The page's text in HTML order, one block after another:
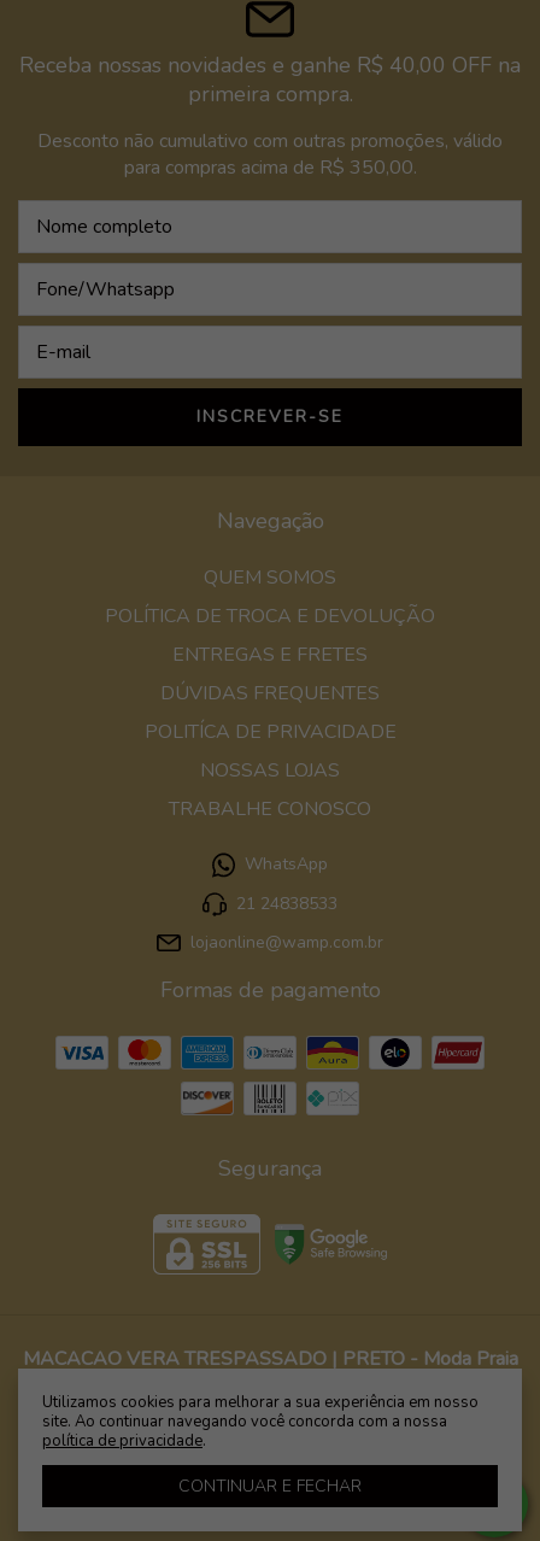
Utilizamos cookies para melhorar a sua experiência em nosso
site. Ao continuar navegando você concorda com a nossa
política de privacidade.
CONTINUAR E FECHAR
Receba nossas novidades e ganhe R$ 40,00 OFF na
primeira compra.
Desconto não cumulativo com outras promoções, válido
para compras acima de R$ 350,00.
Navegação
QUEM SOMOS
POLÍTICA DE TROCA E DEVOLUÇÃO
ENTREGAS E FRETES
DÚVIDAS FREQUENTES
POLITÍCA DE PRIVACIDADE
NOSSAS LOJAS
TRABALHE CONOSCO
WhatsApp
21 24838533
lojaonline@wamp.com.br
Formas de pagamento
Segurança
MACACAO VERA TRESPASSADO | PRETO- Moda Praia
Exclusivas
©2026. WAMP BIQUÍNIS & FITNESS - 09599394000110. Todos os direitos